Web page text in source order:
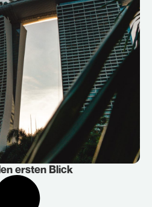
ersten Blick
eine Übersicht über alle
Sie können Ihre Einwilligung
geben oder sich weitere
lassen und so nur
auswählen.
Speichern
Zurück